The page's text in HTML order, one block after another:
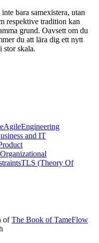
bara samexistera, utan
respektive tradition kan
grund. Oavsett om du
du att lära dig ett nytt
stor skala.
AgileEngineering
and IT
Organizational
TLS (Theory Of
ofThe Book of TameFlow